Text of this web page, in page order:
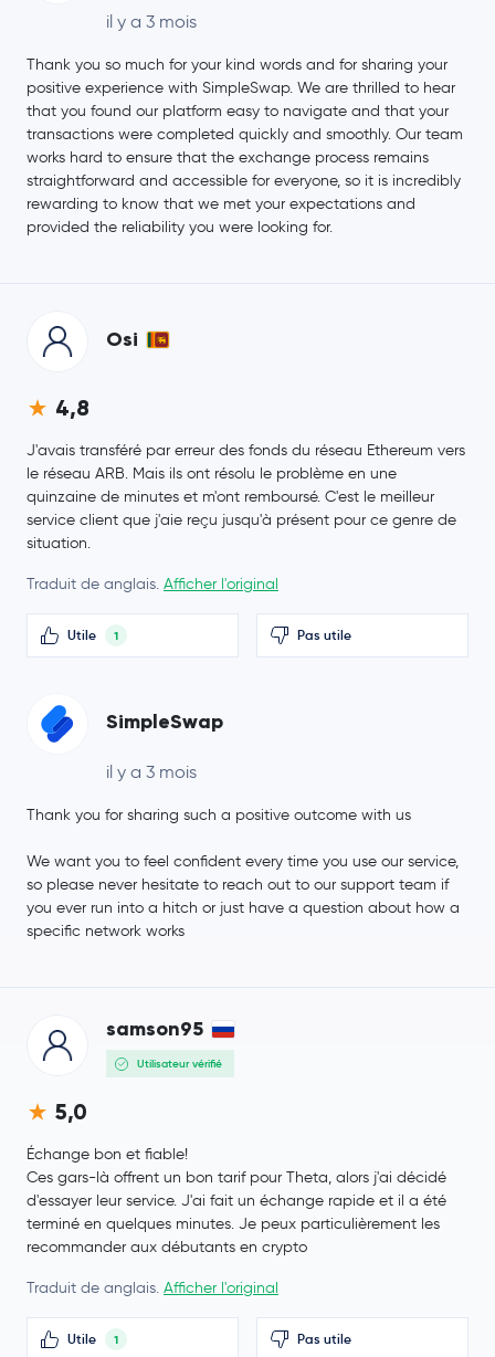
il y a 3 mois
Thank you so much for your kind words and for sharing your
positive experience with SimpleSwap. We are thrilled to hear
that you found our platform easy to navigate and that your
transactions were completed quickly and smoothly. Our team
works hard to ensure that the exchange process remains
straightforward and accessible for everyone, so it is incredibly
rewarding to know that we met your expectations and
provided the reliability you were looking for.
Osi
4,8
J'avais transféré par erreur des fonds du réseau Ethereum vers
le réseau ARB. Mais ils ont résolu le problème en une
quinzaine de minutes et m'ont remboursé. C'est le meilleur
service client que j'aie reçu jusqu'à présent pour ce genre de
situation.
Traduit de anglais. Afficher l'original
Utile 1 Pas utile
SimpleSwap
il y a 3 mois
Thank you for sharing such a positive outcome with us
We want you to feel confident every time you use our service,
so please never hesitate to reach out to our support team if
you ever run into a hitch or just have a question about how a
specific network works
samson95
Utilisateur vérifié
5,0
Échange bon et fiable!
Ces gars-là offrent un bon tarif pour Theta, alors j'ai décidé
d'essayer leur service. J'ai fait un échange rapide et il a été
terminé en quelques minutes. Je peux particulièrement les
recommander aux débutants en crypto
Traduit de anglais. Afficher l'original
Utile 1 Pas utile